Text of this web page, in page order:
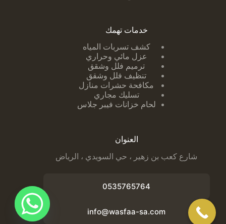
خدمات تهمك
كشف تسربات ا لمياه
عزل مائي وحراري
ترميم فلل وشقق
تنظيف فلل وشقق
مكافحة حشرات منازل
تسليك مجاري
لحام خزانات فيبر جلاس
العنوان
شارع كعب بن زهير ، حي السويدي ، الرياض
0535765764
info@wasfaa-sa.com